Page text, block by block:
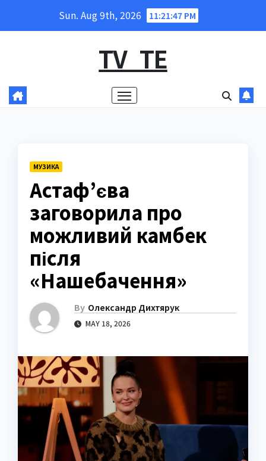
Sun. Aug 9th, 2026 11:21:48 PM
TV_TE
МУЗИКА
Астаф’єва
заговорила про
можливий камбек
після
«Нашебачення»
By Олександр Дихтярук
MAY 18, 2026